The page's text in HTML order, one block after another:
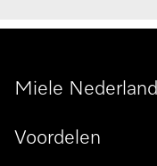
Miele Nederland
Voordelen